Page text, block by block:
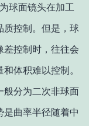
球面镜头在加工
质控制。但是，球
差控制时，往往会
体积难以控制。
般分为二次非球面
曲率半径随着中